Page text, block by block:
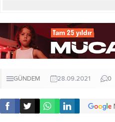
GÜNDEM 28.09.2021 0